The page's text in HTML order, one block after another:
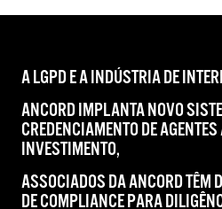
A LGPD E A INDÚSTRIA DE
ANCORD IMPLANTA NOVO
CREDENCIAMENTO DE
INVESTIMENTO,
ASSOCIADOS DA ANCORD TÊM
DE COMPLIANCE PARA